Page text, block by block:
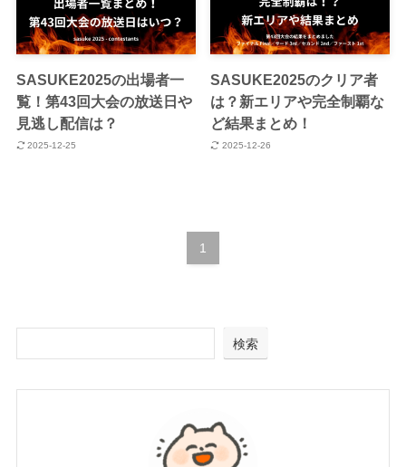
SASUKE2025の出場者一
覧！第43回大会の放送日や
見逃し配信は？
2025-12-25
SASUKE2025のクリア者
は？新エリアや完全制覇な
ど結果まとめ！
2025-12-26
1
検索